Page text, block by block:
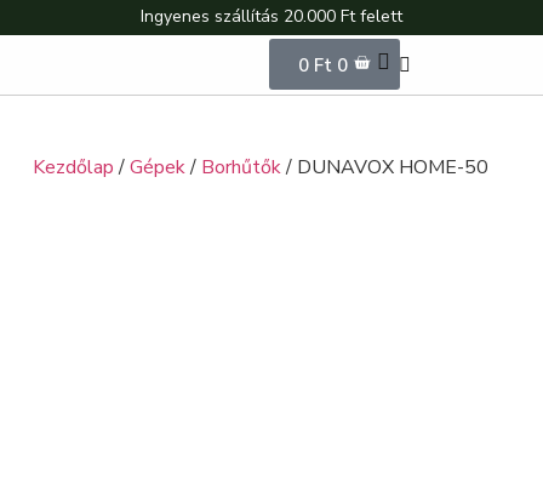
Ingyenes szállítás 20.000 Ft felett
0 Ft 0
Kezdőlap/Gépek/ Borhűtők/ DUNAVOX HOME-50